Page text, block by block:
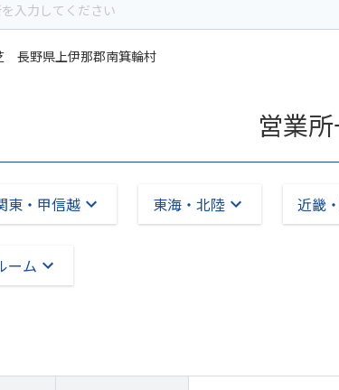
長野県上伊那郡南箕輪村
営業
東・甲信越 東海・北陸 近畿
ーム